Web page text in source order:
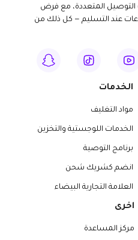
المتعددة، مع فرض
عند التسليم — كل ذلك من
الخدمات
مواد التغليف
الخدمات اللوجستية والتخزين
برنامج التوصية
انضم كشريك شحن
العلامة التجارية البيضاء
اخرى
مركز المساعدة